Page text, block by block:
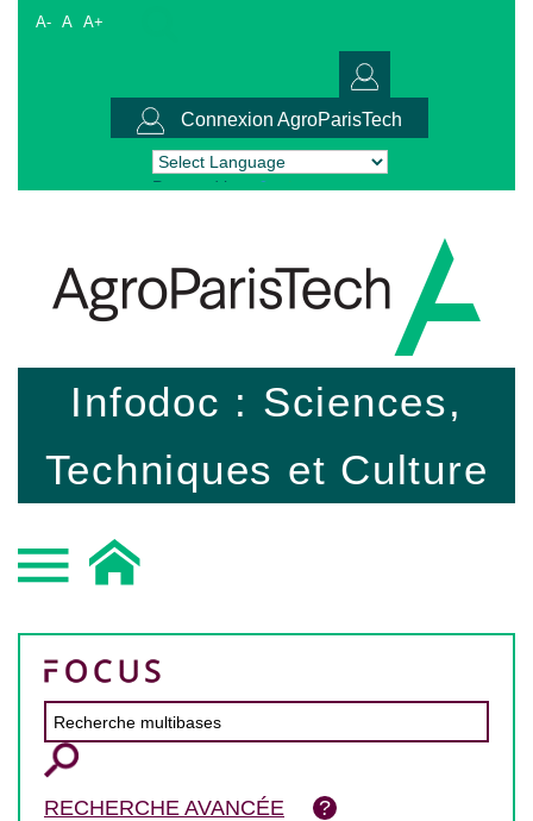
A- A A+
Connexion AgroParisTech
Powered by Translate
Infodoc : Sciences,
Techniques et Culture
RECHERCHE AVANCÉE